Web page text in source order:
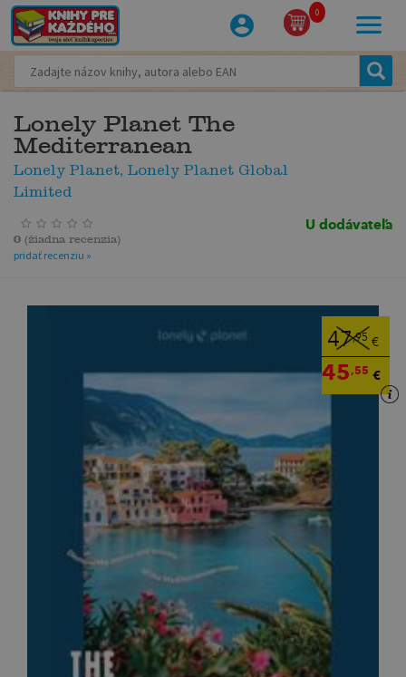
0
Lonely Planet The
Mediterranean
Lonely Planet, Lonely Planet Global
Limited
U dodávateľa
0 (žiadna recenzia)
pridať recenziu »
47,95 €
45,55 €